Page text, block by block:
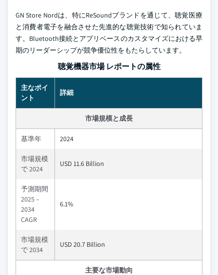
GN Store Nordは、特にReSoundブランドを通じて、聴覚医療
と消費者電子を融合させた先進的な聴覚技術で知られていま
す。Bluetooth接続とアプリベースのカスタマイズにおける早
期のリーダーシップが競争優位性をもたらしています。
聴覚機器市場 レポートの属性
主なポイ
ント
詳細
市場規模と成長
基準年 2024
市場規模
で 2024
USD 11.6 Billion
予測期間
2025 –
2034
CAGR
6.1%
市場規模
で 2034
USD 20.7 Billion
主要な市場動向